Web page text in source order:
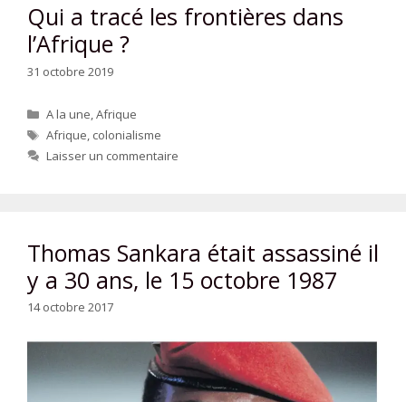
Qui a tracé les frontières dans
l’Afrique ?
31 octobre 2019
Catégories
A la une,Afrique
Étiquettes
Afrique, colonialisme
Laisser un commentaire
Thomas Sankara était assassiné il
y a 30 ans, le 15 octobre 1987
14 octobre 2017